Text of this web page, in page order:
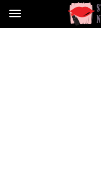
Studioniezapominajka.pl